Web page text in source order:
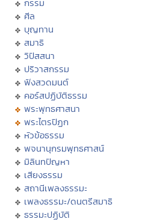
กรรม
ศีล
บุญทาน
สมาธิ
วิปัสสนา
ปริวาสกรรม
ฟังสวดมนต์
คอร์สปฏิบัติธรรม
พระพุทธศาสนา
พระไตรปิฏก
หัวข้อธรรม
พจนานุกรมพุทธศาสน์
มิลินทปัญหา
เสียงธรรม
สถานีเพลงธรรมะ
เพลงธรรมะ/ดนตรีสมาธิ
ธรรมะปฏิบัติ